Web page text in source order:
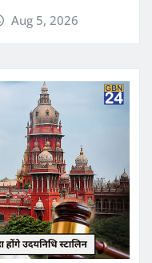
Aug 5, 2026